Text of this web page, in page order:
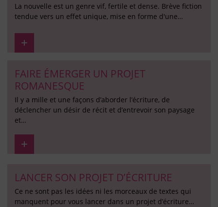
La nouvelle est un genre vif, fertile et dense. Brève fiction
tendue vers un effet unique, mise en forme d'une…
FAIRE ÉMERGER UN PROJET
ROMANESQUE
Il y a mille et une façons d’aborder l’écriture, de
déclencher un désir de récit et d’entrevoir son paysage
et…
LANCER SON PROJET D’ÉCRITURE
Ce ne sont pas les idées ni les morceaux de textes qui
manquent pour vous lancer dans un projet d’écriture…